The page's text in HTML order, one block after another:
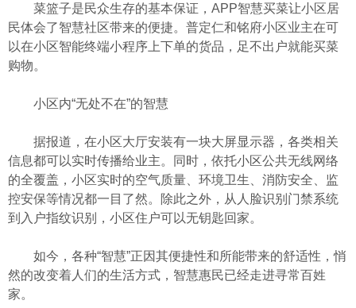
菜篮子是民众生存的基本保证，APP智慧买菜让小区居
民体会了智慧社区带来的便捷。普定仁和铭府小区业主在可
以在小区智能终端小程序上下单的货品，足不出户就能买菜
购物。
小区内“无处不在”的智慧
据报道，在小区大厅安装有一块大屏显示器，各类相关
信息都可以实时传播给业主。同时，依托小区公共无线网络
的全覆盖，小区实时的空气质量、环境卫生、消防安全、监
控安保等情况都一目了然。除此之外，从人脸识别门禁系统
到入户指纹识别，小区住户可以无钥匙回家。
如今，各种“智慧”正因其便捷性和所能带来的舒适性，悄
然的改变着人们的生活方式，智慧惠民已经走进寻常百姓
家。